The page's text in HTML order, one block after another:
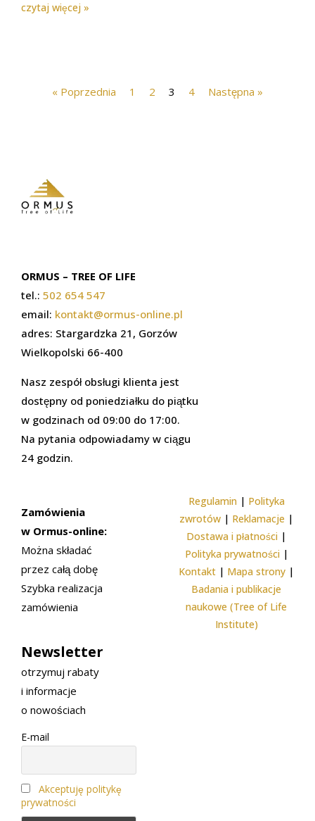
czytaj więcej »
« Poprzednia 1 2 3 4 Następna »
ORMUS – TREE OF LIFE
tel.: 502 654 547
email: kontakt@ormus-online.pl
adres: Stargardzka 21, Gorzów
Wielkopolski 66-400
Nasz zespół obsługi klienta jest
dostępny od poniedziałku do piątku
w godzinach od 09:00 do 17:00.
Na pytania odpowiadamy w ciągu
24 godzin.
Zamówienia
w Ormus-online:
Można składać
przez całą dobę
Szybka realizacja
zamówienia
Newsletter
otrzymuj rabaty
i informacje
o nowościach
E-mail
Akceptuję politykę
prywatności
Regulamin| Polityka
zwrotów | Reklamacje |
Dostawa i płatności |
Polityka prywatności|
Kontakt | Mapa strony |
Badania i publikacje
naukowe (Tree of Life
Institute)